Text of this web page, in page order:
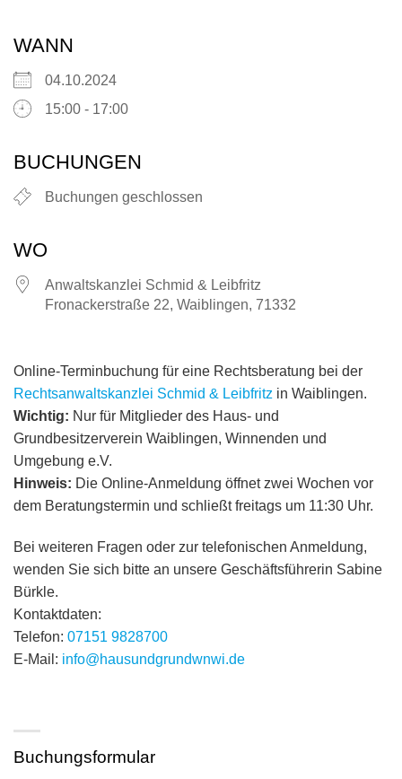
WANN
04.10.2024
15:00 - 17:00
BUCHUNGEN
Buchungen geschlossen
WO
Anwaltskanzlei Schmid & Leibfritz
Fronackerstraße 22, Waiblingen, 71332
Online-Terminbuchung für eine Rechtsberatung bei der
Rechtsanwaltskanzlei Schmid & Leibfritz in Waiblingen.
Wichtig: Nur für Mitglieder des Haus- und
Grundbesitzerverein Waiblingen, Winnenden und
Umgebung e.V.
Hinweis: Die Online-Anmeldung öffnet zwei Wochen vor
dem Beratungstermin und schließt freitags um 11:30 Uhr.
Bei weiteren Fragen oder zur telefonischen Anmeldung,
wenden Sie sich bitte an unsere Geschäftsführerin Sabine
Bürkle.
Kontaktdaten:
Telefon: 07151 9828700
E-Mail: info@hausundgrundwnwi.de
Buchungsformular